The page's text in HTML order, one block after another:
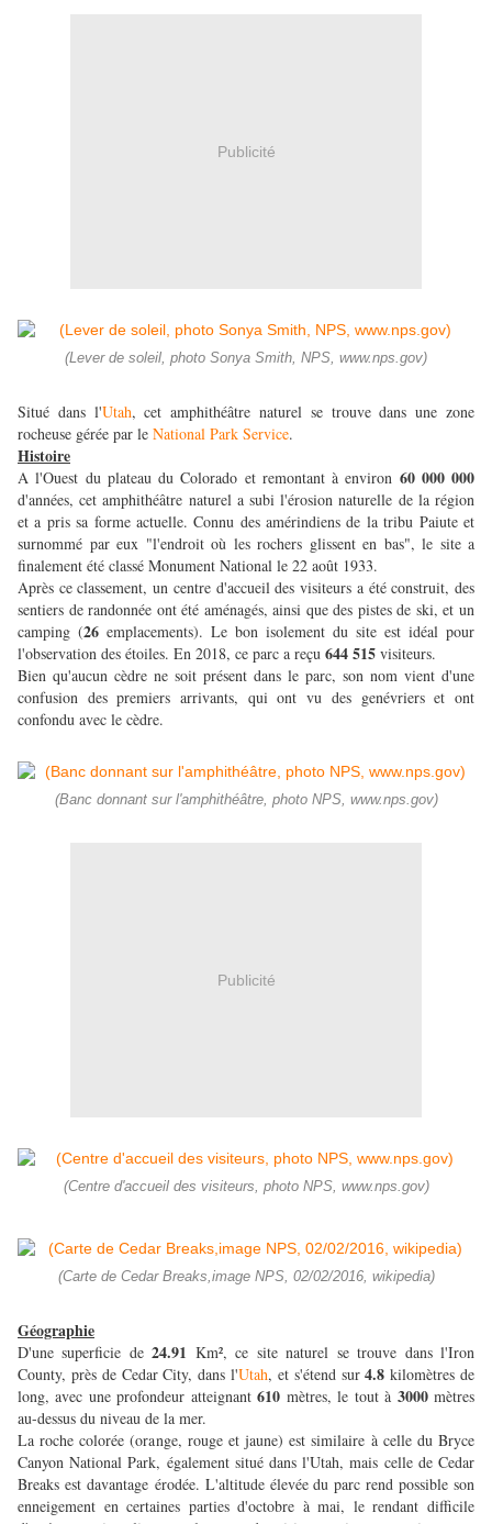
Publicité
(Lever de soleil, photo Sonya Smith, NPS, www.nps.gov)
Situé dans l'Utah, cet amphithéâtre naturel se trouve dans une zone
rocheuse gérée par le National Park Service.
Histoire
A l'Ouest du plateau du Colorado et remontant à environ 60 000 000
d'années, cet amphithéâtre naturel a subi l'érosion naturelle de la région
et a pris sa forme actuelle. Connu des amérindiens de la tribu Paiute et
surnommé par eux "l'endroit où les rochers glissent en bas", le site a
finalement été classé Monument National le 22 août 1933.
Après ce classement, un centre d'accueil des visiteurs a été construit, des
sentiers de randonnée ont été aménagés, ainsi que des pistes de ski, et un
camping (26 emplacements). Le bon isolement du site est idéal pour
l'observation des étoiles. En 2018, ce parc a reçu 644 515 visiteurs.
Bien qu'aucun cèdre ne soit présent dans le parc, son nom vient d'une
confusion des premiers arrivants, qui ont vu des genévriers et ont
confondu avec le cèdre.
(Banc donnant sur l'amphithéâtre, photo NPS, www.nps.gov)
Publicité
(Centre d'accueil des visiteurs, photo NPS, www.nps.gov)
(Carte de Cedar Breaks,image NPS, 02/02/2016, wikipedia)
Géographie
D'une superficie de24.91 Km², ce site naturel se trouve dans l'Iron
County, près de Cedar City, dans l'Utah, et s'étend sur4.8kilomètres de
long, avec une profondeur atteignant610 mètres, le tout à 3000mètres
au-dessus du niveau de la mer.
La roche colorée (orange, rouge et jaune) est similaire à celle du Bryce
Canyon National Park, également situé dans l'Utah, mais celle de Cedar
Breaks est davantage érodée. L'altitude élevée du parc rend possible son
enneigement en certaines parties d'octobre à mai, le rendant difficile